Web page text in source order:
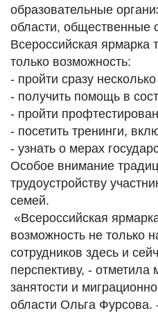
образовательные
области, общественные
Всероссийская ярмарка
только возможность:
- пройти сразу
- получить помощь в
- пройти
- посетить тренинги,
- узнать о мерах
Особое внимание
трудоустройству
семей.
«Всероссийская
возможность не только
сотрудников здесь и
перспективу, - отметила
занятости и
области Ольга Фурсова.